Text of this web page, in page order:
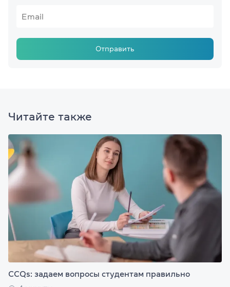
Отправить
Читайте также
CCQs: задаем вопросы студентам правильно